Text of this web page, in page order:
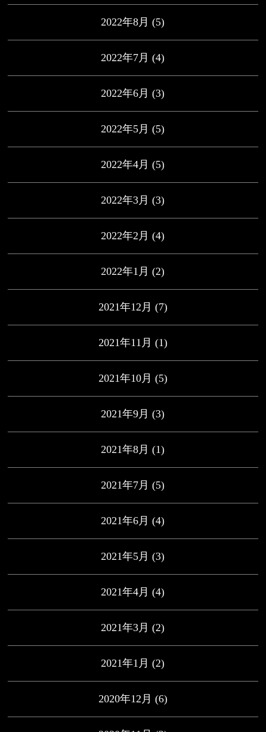
2022年8月 (5)
2022年7月 (4)
2022年6月 (3)
2022年5月 (5)
2022年4月 (5)
2022年3月 (3)
2022年2月 (4)
2022年1月 (2)
2021年12月 (7)
2021年11月 (1)
2021年10月 (5)
2021年9月 (3)
2021年8月 (1)
2021年7月 (5)
2021年6月 (4)
2021年5月 (3)
2021年4月 (4)
2021年3月 (2)
2021年1月 (2)
2020年12月 (6)